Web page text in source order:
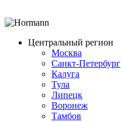
Центральный регион
Москва
Санкт-Петербург
Калуга
Тула
Липецк
Воронеж
Тамбов